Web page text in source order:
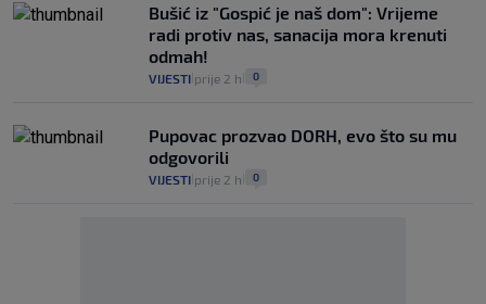
Bušić iz "Gospić je naš dom": Vrijeme
radi protiv nas, sanacija mora krenuti
odmah!
VIJESTI prije 2 h 0
Pupovac prozvao DORH, evo što su mu
odgovorili
VIJESTI prije 2 h 0